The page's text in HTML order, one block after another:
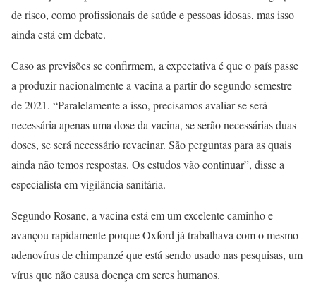
de risco, como profissionais de saúde e pessoas idosas, mas isso
ainda está em debate.
Caso as previsões se confirmem, a expectativa é que o país passe
a produzir nacionalmente a vacina a partir do segundo semestre
de 2021. “Paralelamente a isso, precisamos avaliar se será
necessária apenas uma dose da vacina, se serão necessárias duas
doses, se será necessário revacinar. São perguntas para as quais
ainda não temos respostas. Os estudos vão continuar”, disse a
especialista em vigilância sanitária.
Segundo Rosane, a vacina está em um excelente caminho e
avançou rapidamente porque Oxford já trabalhava com o mesmo
adenovírus de chimpanzé que está sendo usado nas pesquisas, um
vírus que não causa doença em seres humanos.